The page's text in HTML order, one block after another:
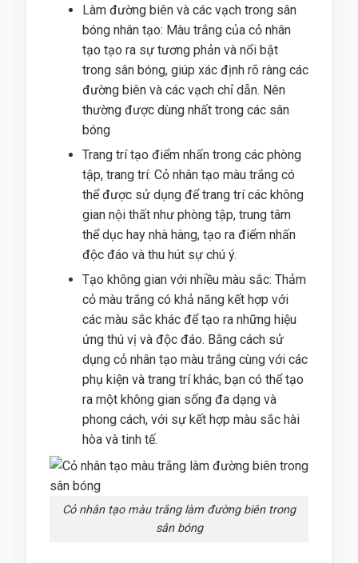
Làm đường biên và các vạch trong sân
bóng nhân tạo: Màu trắng của cỏ nhân
tạo tạo ra sự tương phản và nổi bật
trong sân bóng, giúp xác định rõ ràng các
đường biên và các vạch chỉ dẫn. Nên
thường được dùng nhất trong các sân
bóng
Trang trí tạo điểm nhấn trong các phòng
tập, trang trí: Cỏ nhân tạo màu trắng có
thể được sử dụng để trang trí các không
gian nội thất như phòng tập, trung tâm
thể dục hay nhà hàng, tạo ra điểm nhấn
độc đáo và thu hút sự chú ý.
Tạo không gian với nhiều màu sắc: Thảm
cỏ màu trắng có khả năng kết hợp với
các màu sắc khác để tạo ra những hiệu
ứng thú vị và độc đáo. Bằng cách sử
dụng cỏ nhân tạo màu trắng cùng với các
phụ kiện và trang trí khác, bạn có thể tạo
ra một không gian sống đa dạng và
phong cách, với sự kết hợp màu sắc hài
hòa và tinh tế.
Cỏ nhân tạo màu trắng làm đường biên trong
sân bóng